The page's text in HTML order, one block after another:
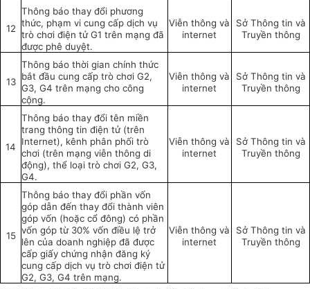
12
Thông báo thay đổi phương
thức, phạm vi cung cấp dịch vụ
trò chơi điện tử G1 trên mạng đã
được phê duyệt.
Viễn thông và
internet
Sở Thông tin và
Truyền thông
13
Thông báo thời gian chính thức
bắt đầu cung cấp trò chơi G2,
G3, G4 trên mạng cho công
cộng.
Viễn thông và
internet
Sở Thông tin và
Truyền thông
14
Thông báo thay đổi tên miền
trang thông tin điện tử (trên
Internet), kênh phân phối trò
chơi (trên mạng viễn thông di
động), thể loại trò chơi G2, G3,
G4.
Viễn thông và
internet
Sở Thông tin và
Truyền thông
15
Thông báo thay đổi phần vốn
góp dẫn đến thay đổi thành viên
góp vốn (hoặc cổ đông) có phần
vốn góp từ 30% vốn điều lệ trở
lên của doanh nghiệp đã được
cấp giấy chứng nhận đăng ký
cung cấp dịch vụ trò chơi điện tử
G2, G3, G4 trên mạng.
Viễn thông và
internet
Sở Thông tin và
Truyền thông